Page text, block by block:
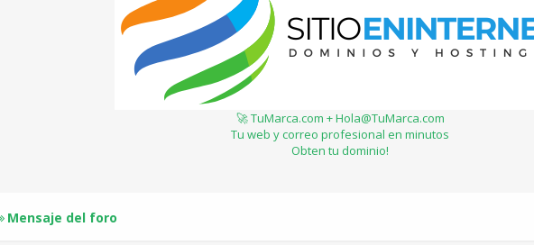
🚀 TuMarca.com + Hola@TuMarca.com
Tu web y correo profesional en minutos
Obten tu dominio!
Mensaje del foro